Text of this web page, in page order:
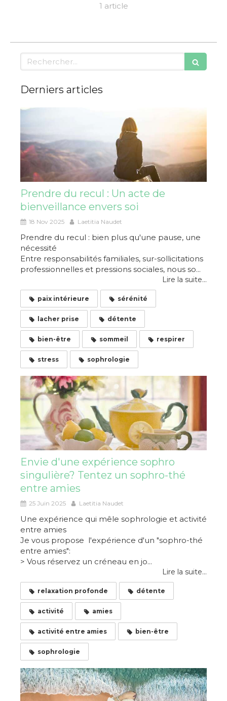
1 article
Rechercher
Derniers articles
Prendre du recul : Un acte de
bienveillance envers soi
18 Nov 2025 Laetitia Naudet
Prendre du recul : bien plus qu'une pause, une
nécessité
Entre responsabilités familiales, sur-sollicitations
professionnelles et pressions sociales, nous so...
Lire la suite...
paix intérieure sérénité
lacher prise détente
bien-être sommeil respirer
stress sophrologie
Envie d'une expérience sophro
singulière? Tentez un sophro-thé
entre amies
25 Juin 2025 Laetitia Naudet
Une expérience qui mêle sophrologie et activité
entre amies
Je vous propose l'expérience d'un "sophro-thé
entre amies":
> Vous réservez un créneau en jo...
Lire la suite...
relaxation profonde détente
activité amies
activité entre amies bien-être
sophrologie